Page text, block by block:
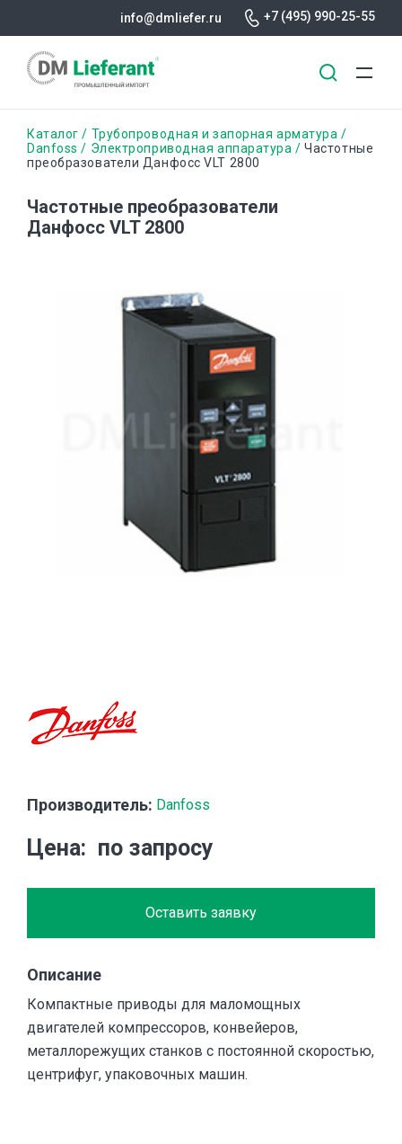
основному
info@dmliefer.ru +7 (495) 990-25-55
Строка
навигации
Каталог
Трубопроводная и запорная арматура
Danfoss
Электроприводная аппаратура
Частотные
преобразователи Данфосс VLT 2800
Частотные преобразователи
Данфосс VLT 2800
Производитель: Danfoss
Цена по запросу
Оставить заявку
Описание
Компактные приводы для маломощных
двигателей компрессоров, конвейеров,
металлорежущих станков с постоянной скоростью,
центрифуг, упаковочных машин.